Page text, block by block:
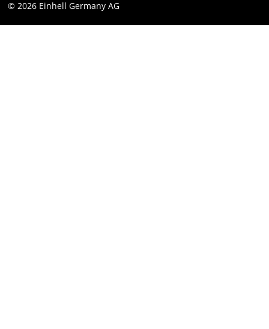
Impressum
© 2026 Einhell Germany AG